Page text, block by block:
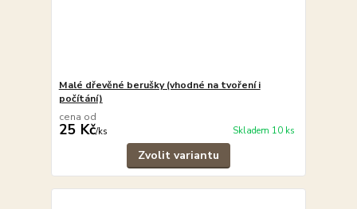
Malé dřevěné berušky (vhodné na tvoření i
počítání)
cena od
25 Kč/ks Skladem 10 ks
Zvolit variantu